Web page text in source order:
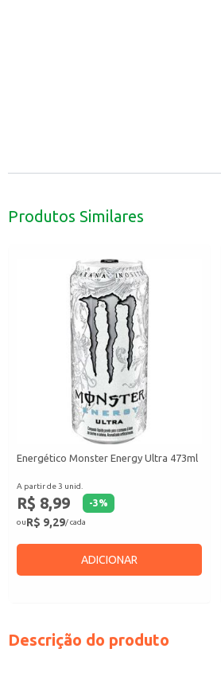
Produtos Similares
Energético Monster Energy Ultra 473ml
A partir de 3 unid.
R$ 8,99 -3%
ouR$ 9,29/ cada
ADICIONAR
Descrição do produto